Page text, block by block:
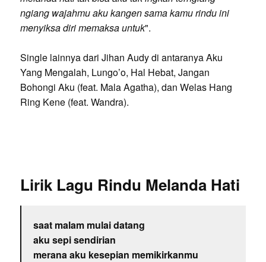
ngiang wajahmu aku kangen sama kamu rindu ini
menyiksa diri memaksa untuk".
Single lainnya dari Jihan Audy di antaranya Aku
Yang Mengalah, Lungo’o, Hal Hebat, Jangan
Bohongi Aku (feat. Mala Agatha), dan Welas Hang
Ring Kene (feat. Wandra).
Lirik Lagu Rindu Melanda Hati
saat malam mulai datang
aku sepi sendirian
merana aku kesepian memikirkanmu